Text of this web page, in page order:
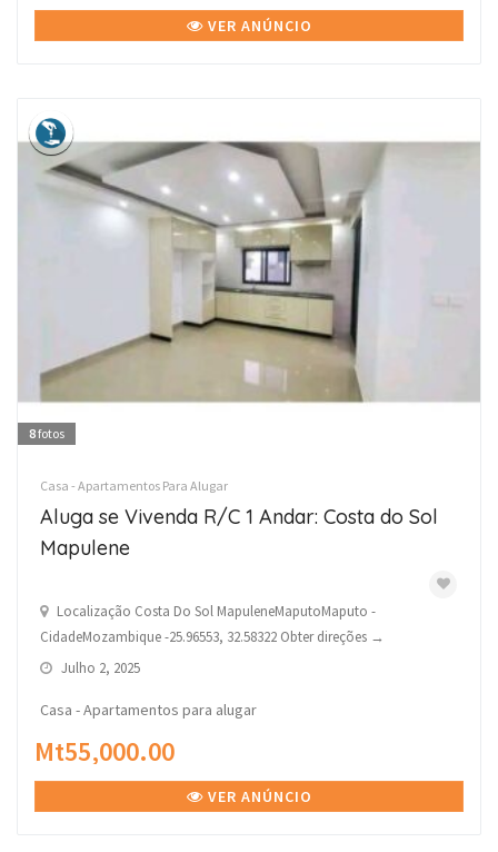
VER ANÚNCIO
8fotos
Casa - Apartamentos Para Alugar
Aluga se Vivenda R/C 1 Andar: Costa do Sol
Mapulene
Localização Costa Do Sol MapuleneMaputoMaputo -
CidadeMozambique -25.96553, 32.58322 Obter direções →
Julho 2, 2025
Casa - Apartamentos para alugar
Mt55,000.00
VER ANÚNCIO